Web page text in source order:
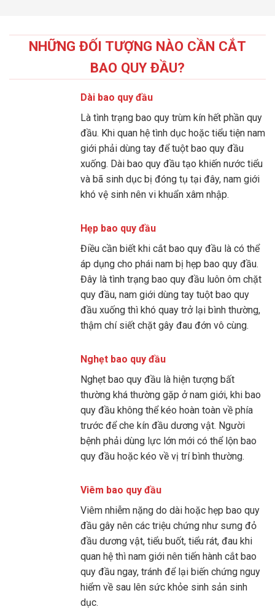
NHỮNG ĐỐI TƯỢNG NÀO CẦN CẮT
BAO QUY ĐẦU?
Dài bao quy đầu
Là tình trạng bao quy trùm kín hết phần quy
đầu. Khi quan hệ tình dục hoặc tiểu tiện nam
giới phải dùng tay để tuột bao quy đầu
xuống. Dài bao quy đầu tạo khiến nước tiểu
và bã sinh dục bị đóng tụ tại đây, nam giới
khó vệ sinh nên vi khuẩn xâm nhập.
Hẹp bao quy đầu
Điều cần biết khi cắt bao quy đầu là có thể
áp dụng cho phái nam bị hẹp bao quy đầu.
Đây là tình trạng bao quy đầu luôn ôm chặt
quy đầu, nam giới dùng tay tuột bao quy
đầu xuống thì khó quay trở lại bình thường,
thậm chí siết chặt gây đau đớn vô cùng.
Nghẹt bao quy đầu
Nghẹt bao quy đầu là hiện tượng bất
thường khá thường gặp ở nam giới, khi bao
quy đầu không thể kéo hoàn toàn về phía
trước để che kín đầu dương vật. Người
bệnh phải dùng lực lớn mới có thể lộn bao
quy đầu hoặc kéo về vị trí bình thường.
Viêm bao quy đầu
Viêm nhiễm nặng do dài hoặc hẹp bao quy
đầu gây nên các triệu chứng như sưng đỏ
đầu dương vật, tiểu buốt, tiểu rát, đau khi
quan hệ thì nam giới nên tiến hành cắt bao
quy đầu ngay, tránh để lại biến chứng nguy
hiểm về sau lên sức khỏe sinh sản sinh
dục.